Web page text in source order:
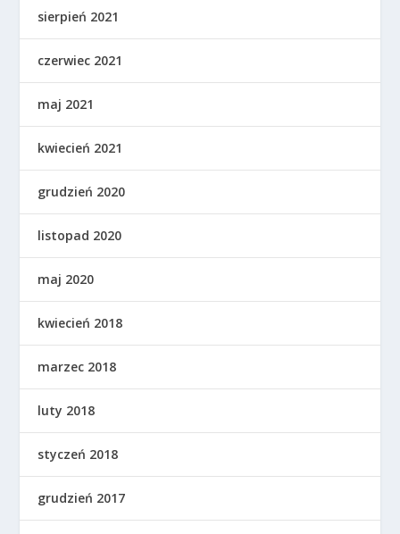
sierpień 2021
czerwiec 2021
maj 2021
kwiecień 2021
grudzień 2020
listopad 2020
maj 2020
kwiecień 2018
marzec 2018
luty 2018
styczeń 2018
grudzień 2017